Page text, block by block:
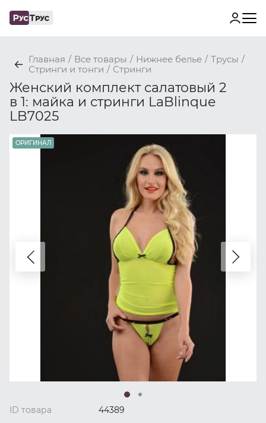
Главная / Все товары / Нижнее белье / Трусы /
Стринги и тонги / Стринги
Женский комплект салатовый 2
в 1: майка и стринги LaBlinque
LB7025
ОРИГИНАЛ
ID товара
44389